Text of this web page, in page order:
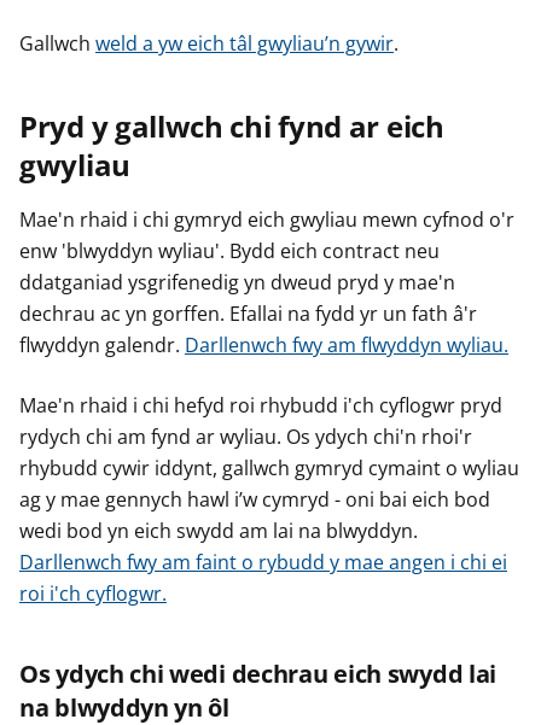
Gallwch weld a yw eich tâl gwyliau’n gywir.
Pryd y gallwch chi fynd ar eich
gwyliau
Mae'n rhaid i chi gymryd eich gwyliau mewn cyfnod o'r
enw 'blwyddyn wyliau'. Bydd eich contract neu
ddatganiad ysgrifenedig yn dweud pryd y mae'n
dechrau ac yn gorffen. Efallai na fydd yr un fath â'r
flwyddyn galendr. Darllenwch fwy am flwyddyn wyliau.
Mae'n rhaid i chi hefyd roi rhybudd i'ch cyflogwr pryd
rydych chi am fynd ar wyliau. Os ydych chi'n rhoi'r
rhybudd cywir iddynt, gallwch gymryd cymaint o wyliau
ag y mae gennych hawl i’w cymryd - oni bai eich bod
wedi bod yn eich swydd am lai na blwyddyn.
Darllenwch fwy am faint o rybudd y mae angen i chi ei
roi i'ch cyflogwr.
Os ydych chi wedi dechrau eich swydd lai
na blwyddyn yn ôl